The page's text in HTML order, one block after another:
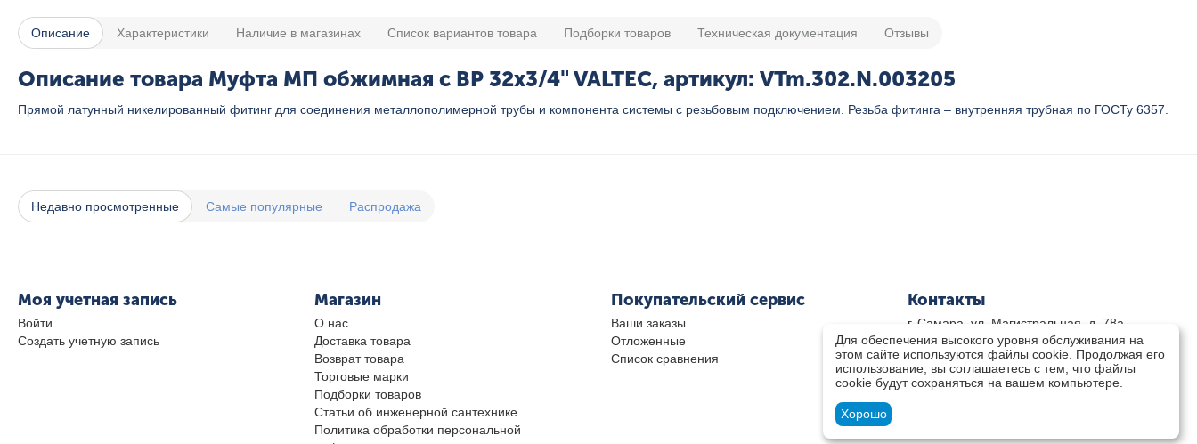
Описание Характеристики Наличие в магазинах Список вариантов товара Подборки товаров Техническая документация Отзывы
Описание товара Муфта МП обжимная с ВР 32x3/4" VALTEC, артикул: VTm.302.N.003205
Прямой латунный никелированный фитинг для соединения металлополимерной трубы и компонента системы с резьбовым подключением. Резьба фитинга – внутренняя трубная по ГОСТу 6357.
Недавно просмотренные Самые популярные Распродажа
Моя учетная запись
Войти
Создать учетную запись
Магазин
О нас
Доставка товара
Возврат товара
Торговые марки
Подборки товаров
Статьи об инженерной сантехнике
Политика обработки персональной
Покупательский сервис
Ваши заказы
Отложенные
Список сравнения
Контакты
г. Самара, ул. Магистральная, д. 78а
8 800-333-33-79(звонок бесплатный)
8(846)-211-03-15
Пн-Пт 8.30 - 17.30 Сб 9.00 - 16.00
zakaz@teplocity.com
Для обеспечения высокого уровня обслуживания на
этом сайте используются файлы cookie. Продолжая его
использование, вы соглашаетесь с тем, что файлы
cookie будут сохраняться на вашем компьютере.
Хорошо